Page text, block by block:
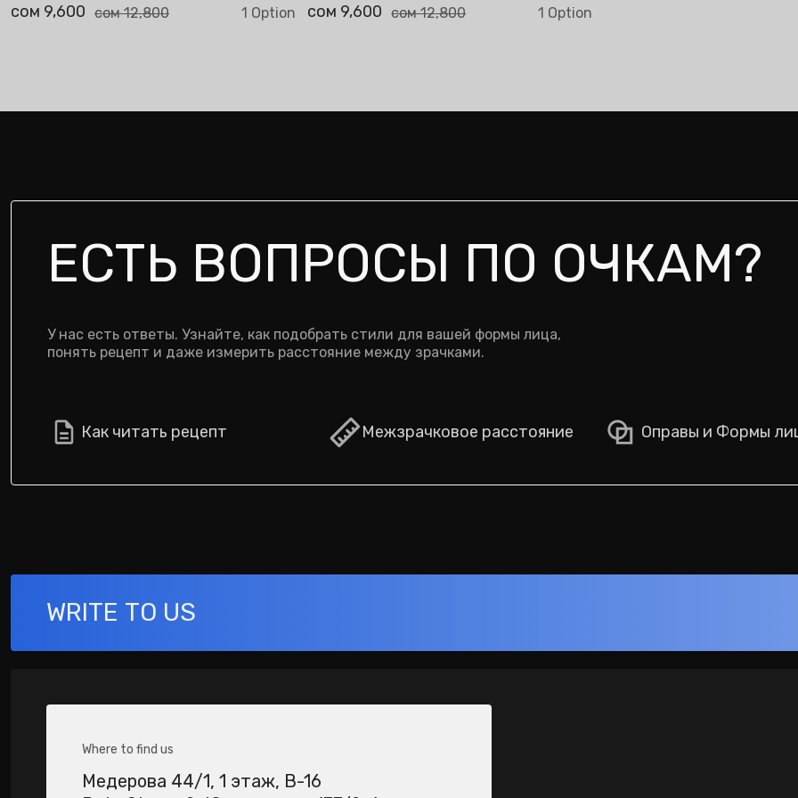
сом 9,600 сом 12,800 1 Option
сом 9,600 сом 12,800 1 Option
ЕСТЬ ВОПРОСЫ ПО ОЧКАМ?
У нас есть ответы. Узнайте, как подобрать стили для вашей формы лица,
понять рецепт и даже измерить расстояние между зрачками.
Как читать рецепт Межзрачковое расстояние Оправы и Формы
WRITE TO US
Where to find us
Медерова 44/1​, 1 этаж, В-16